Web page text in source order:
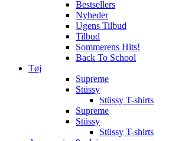
Bestsellers
Nyheder
Ugens Tilbud
Tilbud
Sommerens Hits!
Back To School
Tøj
Supreme
Stüssy
Stüssy T-shirts
Supreme
Stüssy
Stüssy T-shirts